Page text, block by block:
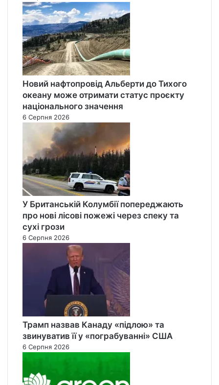
Новий нафтопровід Альберти до Тихого
океану може отримати статус проєкту
національного значення
6 Серпня 2026
У Британській Колумбії попереджають
про нові лісові пожежі через спеку та
сухі грози
6 Серпня 2026
Трамп назвав Канаду «підлою» та
звинуватив її у «пограбуванні» США
6 Серпня 2026